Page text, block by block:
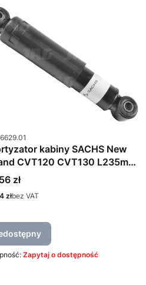
kabiny SACHS New
CVT120 CVT130 L235mm
zł
złbez VAT
Zapytaj o dostępność